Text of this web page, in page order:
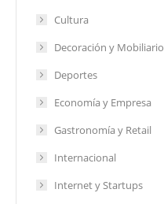
Cultura
Decoración y Mobiliario
Deportes
Economía y Empresa
Gastronomía y Retail
Internacional
Internet y Startups